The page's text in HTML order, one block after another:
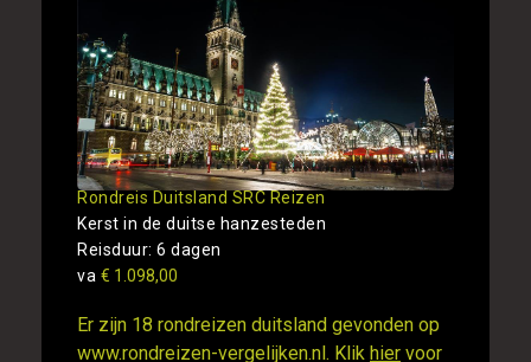
Rondreis Duitsland SRC Reizen
Kerst in de duitse hanzesteden
Reisduur: 6 dagen
va € 1.098,00
Er zijn 18 rondreizen duitsland gevonden op
www.rondreizen-vergelijken.nl. Klik hier voor